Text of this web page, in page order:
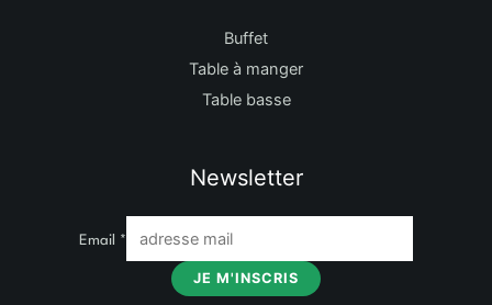
Buffet
Table à manger
Table basse
Newsletter
Email *
JE M'INSCRIS